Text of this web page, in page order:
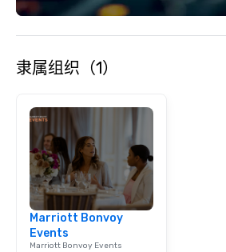
隶属组织（1）
Marriott Bonvoy
Events
Marriott Bonvoy Events